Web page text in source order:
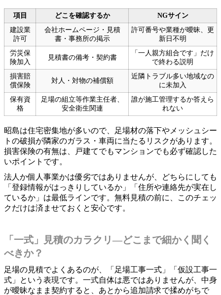
項目 どこを確認するか
NGサイン
建設業
許可
会社ホームページ・見積
書・事務所の掲示
許可番号や業種が曖昧、更
新日不明
労災保
険加入
見積書の備考・契約書
「一人親方組合です」だけ
で終わる説明
損害賠
償保険
対人・対物の補償額
近隣トラブル多い地域なの
に未加入
保有資
格
足場の組立等作業主任者、
安全衛生関連
誰が施工管理するか答えら
れない
昭島は住宅密集地が多いので、足場材の落下やメッシュシー
トの破損が隣家のガラス・車両に当たるリスクがあります。
損害保険の有無は、戸建てでもマンションでも必ず確認した
いポイントです。
法人か個人事業かは優劣ではありませんが、どちらにしても
「登録情報がはっきりしているか」「住所や連絡先が実在し
ているか」は最低ラインです。無料見積の前に、このチェッ
クだけは済ませておくと安心です。
「一式」見積のカラクリ―どこまで細かく聞く
べきか？
足場の見積でよくあるのが、「足場工事一式」「仮設工事一
式」という表現です。一式自体は悪ではありませんが、中身
が曖昧なまま契約すると、あとから追加請求で揉めがちで